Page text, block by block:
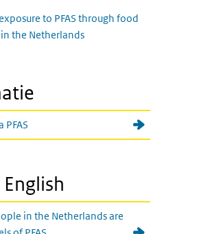
to PFAS through food
the Netherlands
in the Netherlands are